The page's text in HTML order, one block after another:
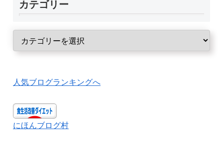
カテゴリー
人気ブログランキングへ
にほんブログ村